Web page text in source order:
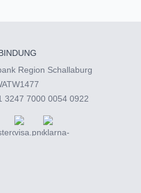
Region Schallaburg
3247 7000 0054 0922